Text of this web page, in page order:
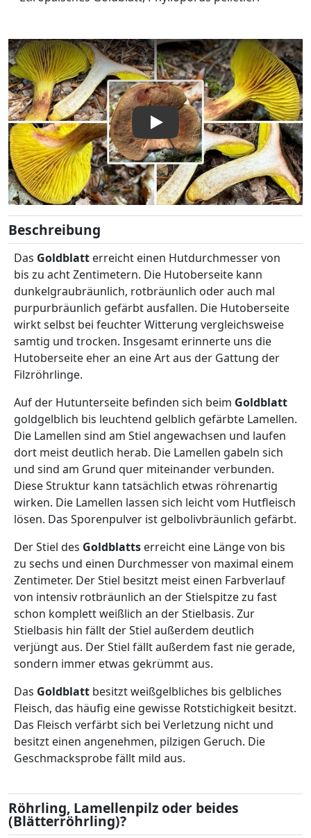
Zurück
Video abspielen: Europäisches Goldblatt, Phylloporus
Beschreibung
Das Goldblatt erreicht einen Hutdurchmesser von
bis zu acht Zentimetern. Die Hutoberseite kann
dunkelgraubräunlich, rotbräunlich oder auch mal
purpurbräunlich gefärbt ausfallen. Die Hutoberseite
wirkt selbst bei feuchter Witterung vergleichsweise
samtig und trocken. Insgesamt erinnerte uns die
Hutoberseite eher an eine Art aus der Gattung der
Filzröhrlinge.
Auf der Hutunterseite befinden sich beim Goldblatt
goldgelblich bis leuchtend gelblich gefärbte Lamellen.
Die Lamellen sind am Stiel angewachsen und laufen
dort meist deutlich herab. Die Lamellen gabeln sich
und sind am Grund quer miteinander verbunden.
Diese Struktur kann tatsächlich etwas röhrenartig
wirken. Die Lamellen lassen sich leicht vom Hutfleisch
lösen. Das Sporenpulver ist gelbolivbräunlich gefärbt.
Der Stiel des Goldblatts erreicht eine Länge von bis
zu sechs und einen Durchmesser von maximal einem
Zentimeter. Der Stiel besitzt meist einen Farbverlauf
von intensiv rotbräunlich an der Stielspitze zu fast
schon komplett weißlich an der Stielbasis. Zur
Stielbasis hin fällt der Stiel außerdem deutlich
verjüngt aus. Der Stiel fällt außerdem fast nie gerade,
sondern immer etwas gekrümmt aus.
Das Goldblatt besitzt weißgelbliches bis gelbliches
Fleisch, das häufig eine gewisse Rotstichigkeit besitzt.
Das Fleisch verfärbt sich bei Verletzung nicht und
besitzt einen angenehmen, pilzigen Geruch. Die
Geschmacksprobe fällt mild aus.
Röhrling, Lamellenpilz oder beides
(Blätterröhrling)?